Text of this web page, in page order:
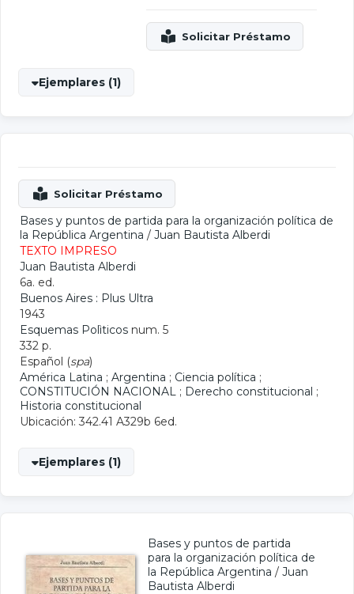
Ejemplares (1)
Bases y puntos de partida para la organización política de
la República Argentina / Juan Bautista Alberdi
TEXTO IMPRESO
Juan Bautista Alberdi
6a. ed.
Buenos Aires : Plus Ultra
1943
Esquemas Polìticos num. 5
332 p.
Español (spa)
América Latina ; Argentina ; Ciencia política ;
CONSTITUCIÓN NACIONAL ; Derecho constitucional ;
Historia constitucional
Ubicación: 342.41 A329b 6ed.
Ejemplares (1)
Bases y puntos de partida
para la organización política de
la República Argentina / Juan
Bautista Alberdi